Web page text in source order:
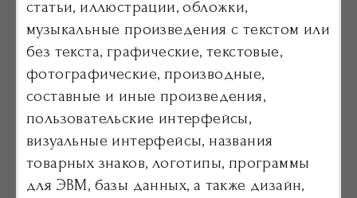
статьи, иллюстрации, обложки,
музыкальные произведения с текстом или
без текста, графические, текстовые,
фотографические, производные,
составные и иные произведения,
пользовательские интерфейсы,
визуальные интерфейсы, названия
товарных знаков, логотипы, программы
для ЭВМ, базы данных, а также дизайн,